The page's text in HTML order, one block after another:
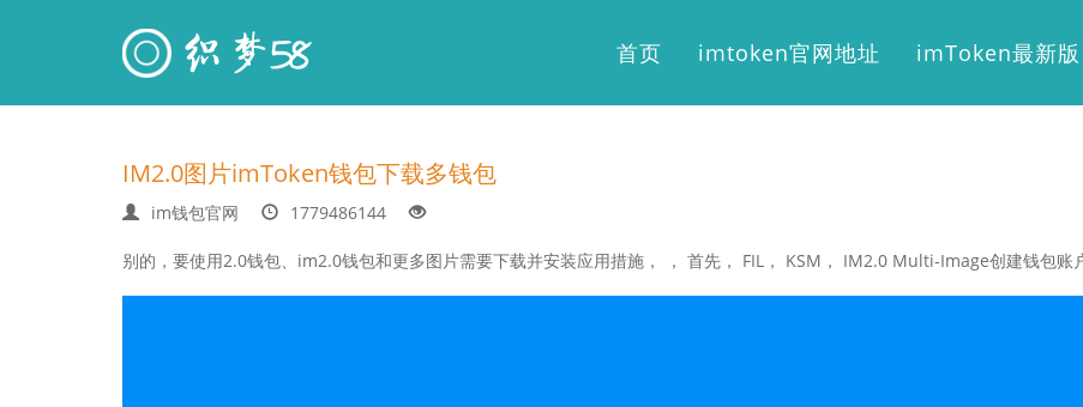
首页 imtoken官网地址 imToken最新版
IM2.0图片imToken钱包下载多钱包
im钱包官网 1779486144
别的，要使用2.0钱包、im2.0钱包和更多图片需要下载并安装应用措施， ， 首先， FIL， KSM， IM2.0 Multi-Image创建钱包账